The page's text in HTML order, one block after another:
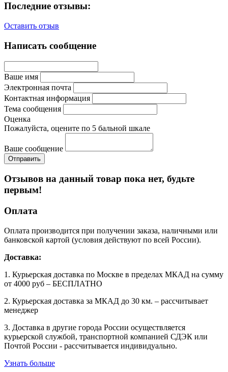
Последние отзывы:
Оставить отзыв
Написать сообщение
Ваше имя
Электронная почта
Контактная информация
Тема сообщения
Оценка
Пожалуйста, оцените по 5 бальной шкале
Ваше сообщение
Отзывов на данный товар пока нет, будьте
первым!
Оплата
Оплата производится при получении заказа, наличными или
банковской картой (условия действуют по всей России).
Доставка:
1. Курьерская доставка по Москве в пределах МКАД на сумму
от 4000 руб – БЕСПЛАТНО
2. Курьерская доставка за МКАД до 30 км. – рассчитывает
менеджер
3. Доставка в другие города России осуществляется
курьерской службой, транспортной компанией СДЭК или
Почтой России - рассчитывается индивидуально.
Узнать больше